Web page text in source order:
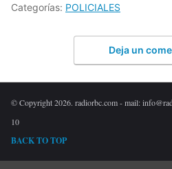
Categorías: POLICIALES
Deja un
© Copyright 2026. radiorbc.com - mail:
10
BACK TO TOP